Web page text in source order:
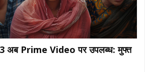
अब Prime Video पर उपलब्ध: मुफ्त